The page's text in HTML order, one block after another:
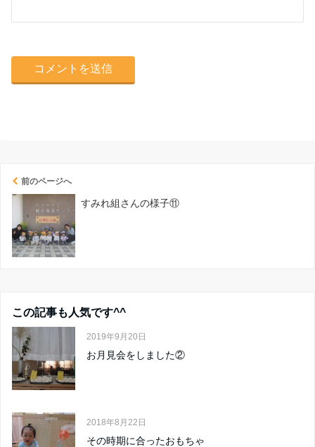
前のページへ
すみれ組さんの様子⑪
この記事も人気です^^
2019年9月20日
お月見会をしました②
2018年8月22日
その時期に合ったおもちゃ